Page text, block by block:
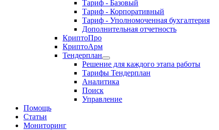
Тариф - Базовый
Тариф - Корпоративный
Тариф - Уполномоченная бухгалтерия
Дополнительная отчетность
КриптоПро
КриптоАрм
Тендерплан
Решение для каждого этапа работы
Тарифы Тендерплан
Аналитика
Поиск
Управление
Помощь
Статьи
Мониторинг